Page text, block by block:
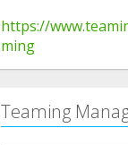
https://
ming
Teaming